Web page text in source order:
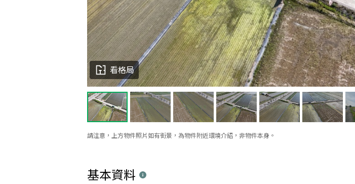
請注意，上方物件照片如有街景，為物件附近環境介紹，非物件本身。
看格局
基本資料